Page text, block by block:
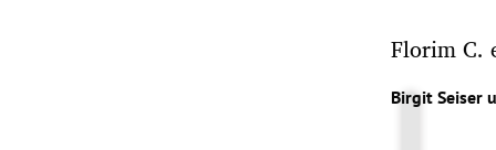
Florim C.
Birgit Seiser